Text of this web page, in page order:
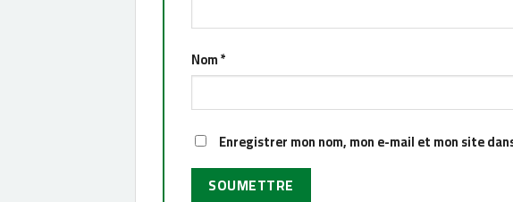
Nom*
Enregistrer mon nom, mon e-mail et mon site